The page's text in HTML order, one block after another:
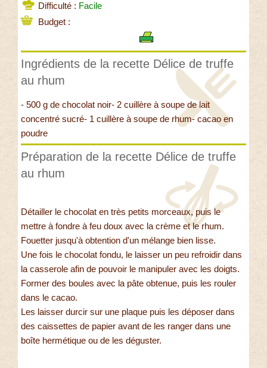
Difficulté : Facile
Budget :
Ingrédients de la recette Délice de truffe
au rhum
- 500 g de chocolat noir- 2 cuillère à soupe de lait
concentré sucré- 1 cuillère à soupe de rhum- cacao en
poudre
Préparation de la recette Délice de truffe
au rhum
Détailler le chocolat en très petits morceaux, puis le
mettre à fondre à feu doux avec la crème et le rhum.
Fouetter jusqu'à obtention d'un mélange bien lisse.
Une fois le chocolat fondu, le laisser un peu refroidir dans
la casserole afin de pouvoir le manipuler avec les doigts.
Former des boules avec la pâte obtenue, puis les rouler
dans le cacao.
Les laisser durcir sur une plaque puis les déposer dans
des caissettes de papier avant de les ranger dans une
boîte hermétique ou de les déguster.